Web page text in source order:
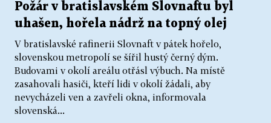
Požár v bratislavském Slovnaftu byl
uhašen, hořela nádrž na topný olej
V bratislavské rafinerii Slovnaft v pátek hořelo,
slovenskou metropolí se šířil hustý černý dým.
Budovami v okolí areálu otřásl výbuch. Na místě
zasahovali hasiči, kteří lidi v okolí žádali, aby
nevycházeli ven a zavřeli okna, informovala
slovenská...